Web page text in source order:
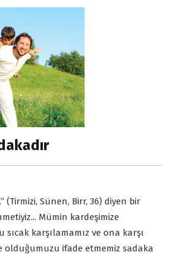
(Tirmizi, Sünen, Birr, 36) diyen bir
Mümin kardeşimize
karşılamamız ve ona karşı
olduğumuzu ifade etmemiz sadaka